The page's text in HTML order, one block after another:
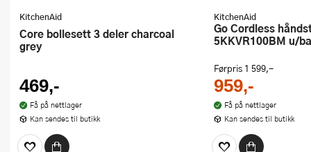
KitchenAid
Core bollesett 3 deler charcoal
grey
469,-
Få på nettlager
Kan sendes til butikk
KitchenAid
Go Cordless håndstøvsuger
5KKVR100BM u/
Førpris 1 599,-
959,-
Få på nettlager
Kan sendes til butikk